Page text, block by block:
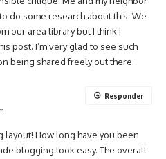
do some research about this. We
our area library but I think I
post. I’m very glad to see such
being shared freely out there.
layout! How long have you been
blogging look easy. The overall
Responder